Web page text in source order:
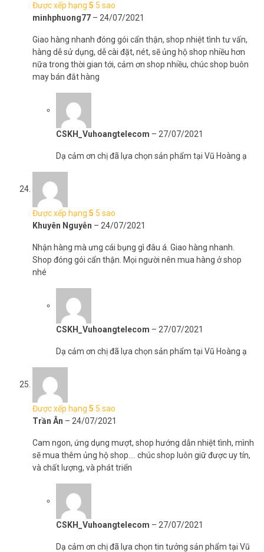
Được xếp hạng 5 5 sao
minhphuong77 – 24/07/2021
Giao hàng nhanh đóng gói cẩn thận, shop nhiệt tình tư vấn,
hàng dễ sử dụng, dễ cài đặt, nét, sẽ ủng hộ shop nhiều hơn
nữa trong thời gian tới, cảm ơn shop nhiều, chúc shop buôn
may bán đắt hàng
CSKH_Vuhoangtelecom – 27/07/2021
Dạ cảm ơn chị đã lựa chọn sản phẩm tại Vũ Hoàng ạ
Được xếp hạng 5 5 sao
Khuyên Nguyễn – 24/07/2021
Nhận hàng mà ưng cái bụng gì đâu á. Giao hàng nhanh.
Shop đóng gói cẩn thận. Mọi người nên mua hàng ở shop
nhé
CSKH_Vuhoangtelecom – 27/07/2021
Dạ cảm ơn chị đã lựa chọn sản phẩm tại Vũ Hoàng ạ
Được xếp hạng 5 5 sao
Trần Ân – 24/07/2021
Cam ngon, ứng dụng mượt, shop hướng dẫn nhiệt tình, mình
sẽ mua thêm ủng hộ shop…. chúc shop luôn giữ được uy tín,
và chất lượng, và phát triển
CSKH_Vuhoangtelecom – 27/07/2021
Dạ cảm ơn chị đã lựa chọn tin tưởng sản phẩm tại Vũ